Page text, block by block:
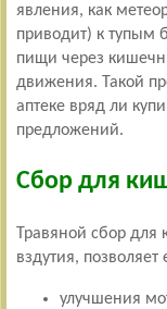
явления, как
приводит) к
пищи через
движения. Такой
аптеке вряд ли
предложений.
Сбор для
Травяной сбор
вздутия,
улучшения